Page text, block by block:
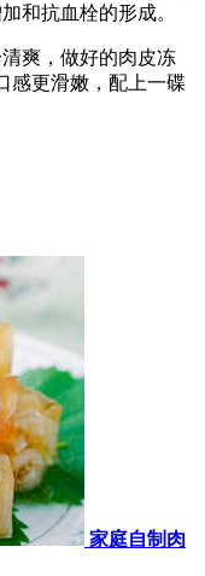
和抗血栓的形成。
爽，做好的肉皮冻
感更滑嫩，配上一碟
家庭自制肉